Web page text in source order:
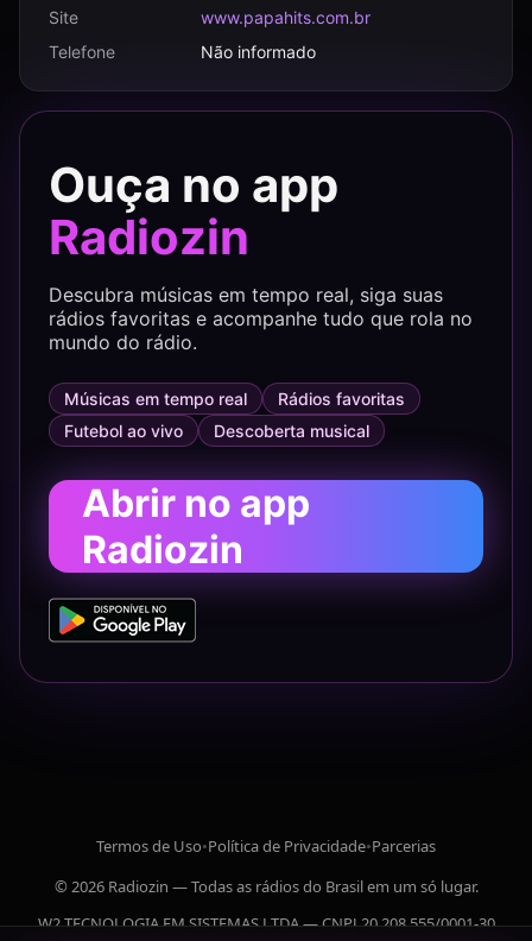
Site
www.papahits.com.br
Telefone
Não informado
Ouça no app
Radiozin
Descubra músicas em tempo real, siga suas
rádios favoritas e acompanhe tudo que rola no
mundo do rádio.
Músicas em tempo real
Rádios favoritas
Futebol ao vivo
Descoberta musical
Abrir no app
Radiozin
Termos de Uso•Política de Privacidade•Parcerias
© 2026 Radiozin — Todas as rádios do Brasil em um só lugar.
W2 TECNOLOGIA EM SISTEMAS LTDA — CNPJ 20.208.555/0001-30